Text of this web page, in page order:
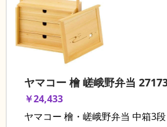
ヤマコー 檜 嵯峨野弁当
￥24,433
ヤマコー 檜・嵯峨野弁当 中箱3